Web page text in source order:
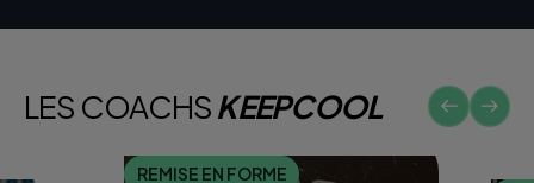
LES COACHSKEEPCOOL
REMISE EN FORME